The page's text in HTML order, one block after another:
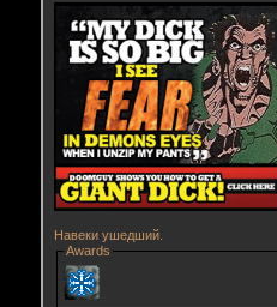
Навеки ушедший.
Awards